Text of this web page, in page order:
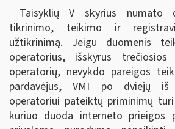
Taisyklių V skyrius numato
tikrinimo, teikimo ir
užtikrinimą. Jeigu duomenis
operatorius, išskyrus
operatorių, nevykdo pareigos
pardavėjus, VMI po dviejų iš
operatoriui pateiktų priminimų
kuriuo duoda interneto prieigos